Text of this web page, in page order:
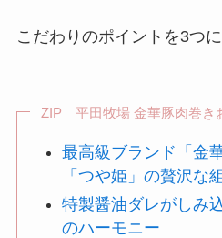
こだわりのポイントを3つ
ZIP 平田牧場 金華豚肉巻き
最高級ブランド「金
「つや姫」の贅沢な
特製醤油ダレがしみ
のハーモニー